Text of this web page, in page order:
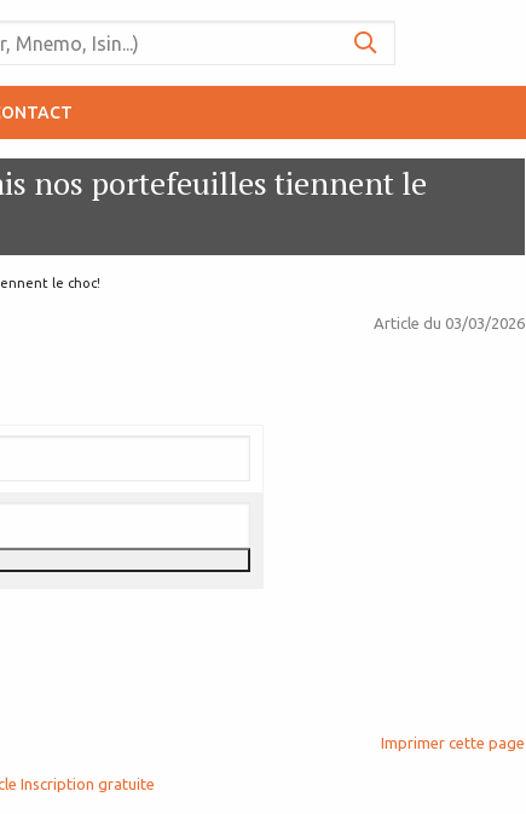
nos portefeuilles tiennent le
le choc!
Article du 03/03/2026
Imprimer cette page
Inscription gratuite